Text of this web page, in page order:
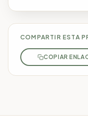
COMPARTIR ESTA
COPIAR